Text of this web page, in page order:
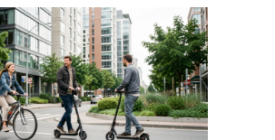
de gravité du scooter et le
comportement de
conduite est équilibré,
même à des vitesses plus
élevées. Un grip
antidérapant avec un
design cool assure une